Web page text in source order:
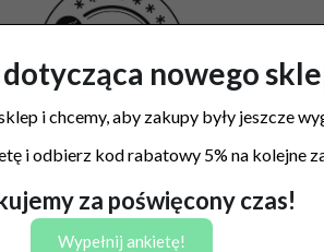
nowego
i chcemy, aby zakupy były jeszcze
i odbierz kod rabatowy 5% na kolejne
za poświęcony czas!
Wypełnij ankietę!